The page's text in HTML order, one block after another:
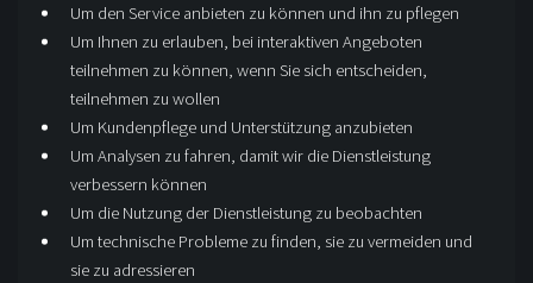
Um den Service anbieten zu können und ihn zu pflegen
Um Ihnen zu erlauben, bei interaktiven Angeboten
teilnehmen zu können, wenn Sie sich entscheiden,
teilnehmen zu wollen
Um Kundenpflege und Unterstützung anzubieten
Um Analysen zu fahren, damit wir die Dienstleistung
verbessern können
Um die Nutzung der Dienstleistung zu beobachten
Um technische Probleme zu finden, sie zu vermeiden und
sie zu adressieren